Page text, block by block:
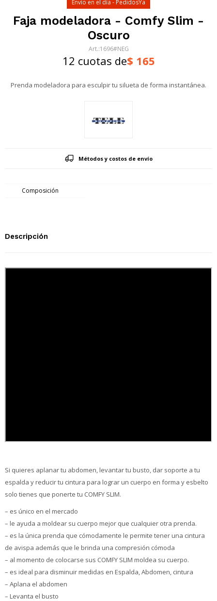
Envío en el día - PedidosYa
Faja modeladora - Comfy Slim -
Oscuro
1696#NEG
12 cuotas de$ 165
Prenda modeladora para esculpir tu silueta de forma instantánea.
Métodos y costos de envío
Composición
Descripción
Si quieres aplanar tu abdomen, levantar tu busto, dar soporte a tu
espalda y reducir tu cintura para lograr un cuerpo en forma y esbelto
solo tienes que ponerte tu COMFY SLIM.
– es único en el mercado
– le ayuda a moldear su cuerpo mejor que cualquier otra prenda.
– es la única prenda que cómodamente le permite tener una cintura
de avispa además que le brinda una compresión cómoda
– al momento de colocarse sus COMFY SLIM moldea su cuerpo.
– es ideal para disminuir medidas en Espalda, Abdomen, cintura
– Aplana el abdomen
– Levanta el busto